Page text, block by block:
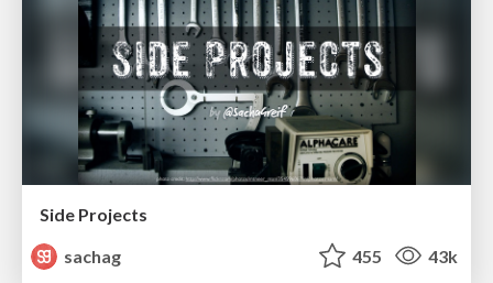
Side Projects
sachag
455 43k